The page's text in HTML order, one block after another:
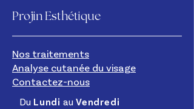
Projin Esthétique
Nos traitements
Analyse cutanée du visage
Contactez-nous
Du Lundi au Vendredi